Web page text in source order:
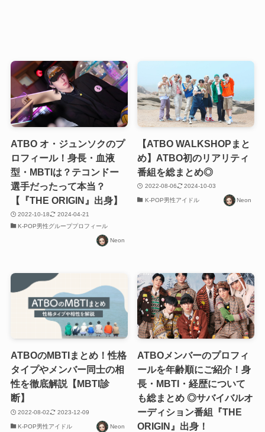
ATBO オ・ジュンソクのプ
ロフィール！身長・血液
型・MBTIは？テコンドー
選手だったって本当？
【『THE ORIGIN』出身】
2022-10-18
2024-04-21
K-POP男性グループプロフィール
Neon
【ATBO WALKSHOPまと
め】ATBO初のリアリティ
番組を総まとめ◎
2022-08-06 2024-10-03
K-POP男性アイドル Neon
ATBOのMBTIまとめ！性格
タイプやメンバー同士の相
性を徹底解説【MBTI診
断】
2022-08-02 2023-12-09
K-POP男性アイドル Neon
ATBOメンバーのプロフィ
ールを年齢順にご紹介！身
長・MBTI・経歴について
も総まとめ ◎サバイバルオ
ーディション番組『THE
ORIGIN』出身！